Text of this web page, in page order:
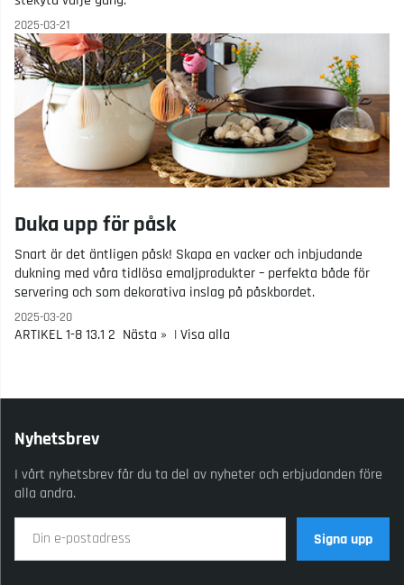
2025-03-21
Duka upp för påsk
Snart är det äntligen påsk! Skapa en vacker och inbjudande
dukning med våra tidlösa emaljprodukter – perfekta både för
servering och som dekorativa inslag på påskbordet.
2025-03-20
ARTIKEL 1-8 13.1 2 Nästa » |Visa alla
Nyhetsbrev
I vårt nyhetsbrev får du ta del av nyheter och erbjudanden före
alla andra.
Signa upp